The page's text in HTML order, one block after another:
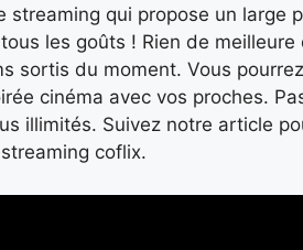
streaming qui propose un
les goûts ! Rien de meilleure
sortis du moment. Vous
cinéma avec vos proches.
illimités. Suivez notre article
coflix.